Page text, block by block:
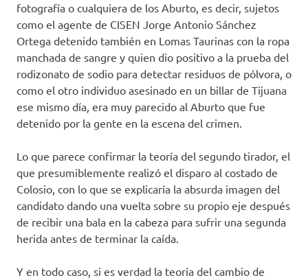
fotografía o cualquiera de los Aburto, es decir, sujetos
como el agente de CISEN Jorge Antonio Sánchez
Ortega detenido también en Lomas Taurinas con la ropa
manchada de sangre y quien dio positivo a la prueba del
rodizonato de sodio para detectar residuos de pólvora, o
como el otro individuo asesinado en un billar de Tijuana
ese mismo día, era muy parecido al Aburto que fue
detenido por la gente en la escena del crimen.
Lo que parece confirmar la teoría del segundo tirador, el
que presumiblemente realizó el disparo al costado de
Colosio, con lo que se explicaría la absurda imagen del
candidato dando una vuelta sobre su propio eje después
de recibir una bala en la cabeza para sufrir una segunda
herida antes de terminar la caída.
Y en todo caso, si es verdad la teoría del cambio de